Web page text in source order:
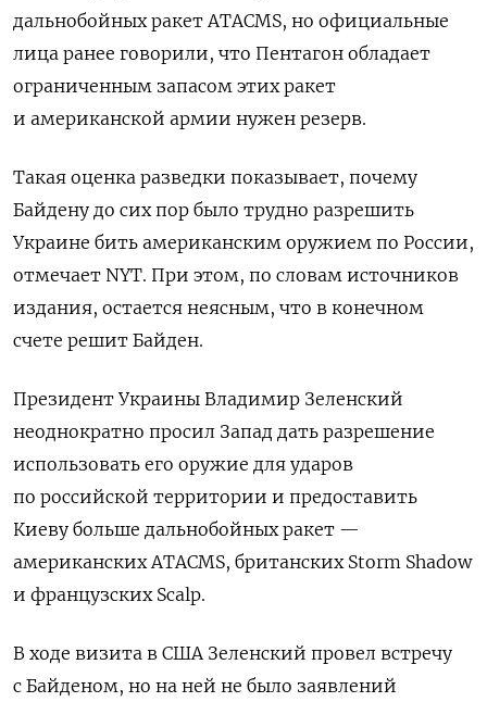
дальнобойных ракет ATACMS, но официальные
лица ранее говорили, что Пентагон обладает
ограниченным запасом этих ракет
и американской армии нужен резерв.
Такая оценка разведки показывает, почему
Байдену до сих пор было трудно разрешить
Украине бить американским оружием по России,
отмечает NYT. При этом, по словам источников
издания, остается неясным, что в конечном
счете решит Байден.
Президент Украины Владимир Зеленский
неоднократно просил Запад дать разрешение
использовать его оружие для ударов
по российской территории и предоставить
Киеву больше дальнобойных ракет —
американских ATACMS, британских Storm Shadow
и французских Scalp.
В ходе визита в США Зеленский провел встречу
с Байденом, но на ней не было заявлений